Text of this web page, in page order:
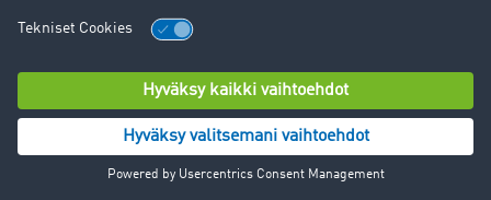
liiketoiminnan kehittämiseen ja markkinoinnin
tietosuoja-asetuksen 6 artiklan 1 kohdan f
alakohta)
rekisteröityjen suostumus (yleisen tietosuoja-
asetuksen 6 artiklan 1 kohdan a alakohta)